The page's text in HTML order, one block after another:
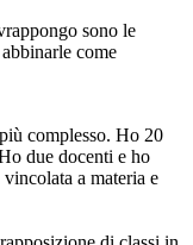
sono le
come
complesso. Ho 20
due docenti e ho
vincolata a materia e